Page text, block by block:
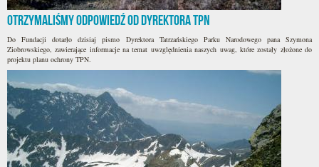
Otrzymaliśmy odpowiedź od Dyrektora TPN
Do Fundacji dotarło dzisiaj pismo Dyrektora Tatrzańskiego Parku Narodowego pana Szymona
Ziobrowskiego, zawierające informacje na temat uwzględnienia naszych uwag, które zostały złożone do
projektu planu ochrony TPN.